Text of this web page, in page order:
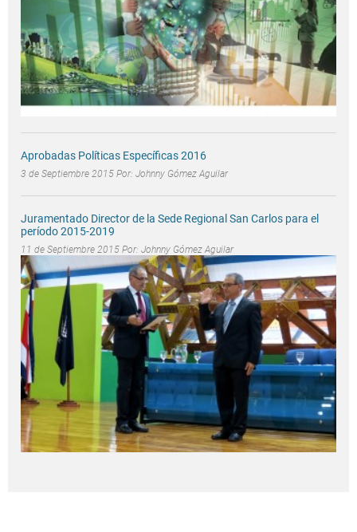
Aprobadas Políticas Específicas 2016
3 de Septiembre 2015 Por: Johnny Gómez Aguilar
Juramentado Director de la Sede Regional San Carlos para el
período 2015-2019
11 de Septiembre 2015 Por: Johnny Gómez Aguilar